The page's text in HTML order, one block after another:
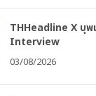
THHeadline X บุ
Interview
03/08/2026